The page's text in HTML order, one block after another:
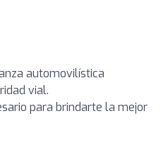
automovilística
vial.
para brindarte la mejor